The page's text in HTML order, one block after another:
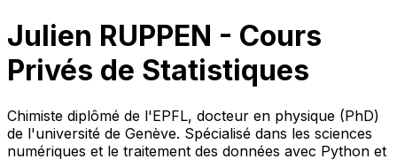
Julien RUPPEN - Cours
Privés de Statistiques
Chimiste diplômé de l'EPFL, docteur en physique (PhD)
de l'université de Genève. Spécialisé dans les sciences
numériques et le traitement des données avec Python et